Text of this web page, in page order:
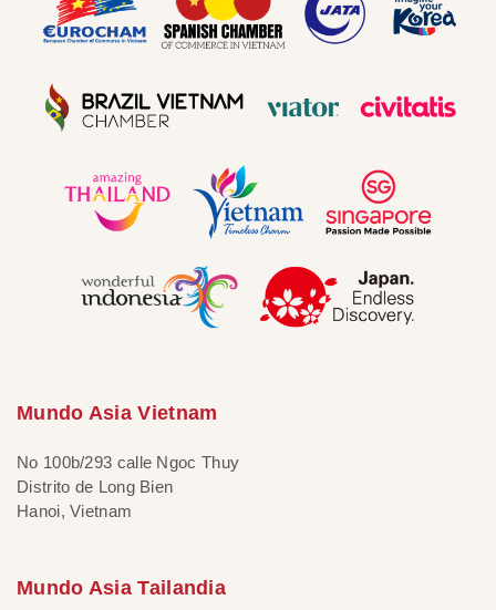
Mundo Asia Vietnam
No 100b/293 calle Ngoc Thuy
Distrito de Long Bien
Hanoi, Vietnam
Mundo Asia Tailandia